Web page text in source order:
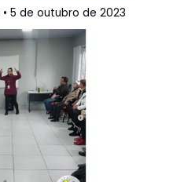
•5 de outubro de 2023